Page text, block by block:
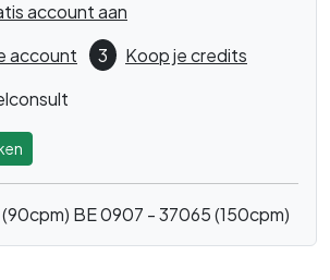
account aan
account 3
Koop je credits
BE 0907 - 37065 (150cpm)